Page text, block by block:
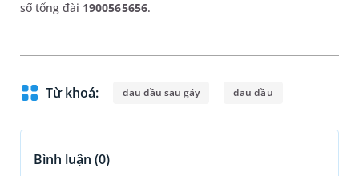
số tổng đài 1900565656.
Từ khoá: đau đầu sau gáy đau đầu
Bình luận (0)